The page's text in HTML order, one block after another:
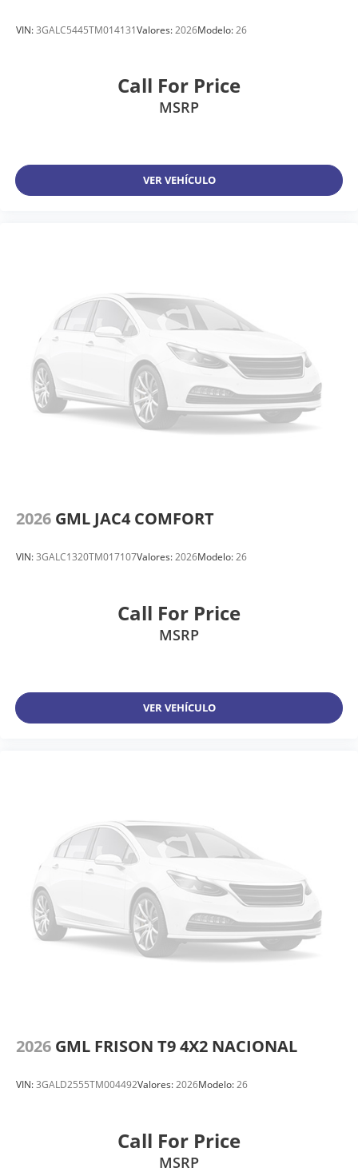
VIN:3GALC5445TM014131Valores:2026Modelo:26
Call For Price
MSRP
VER VEHÍCULO
2026 GML JAC4 COMFORT
VIN:3GALC1320TM017107Valores:2026Modelo:26
Call For Price
MSRP
VER VEHÍCULO
2026 GML FRISON T9 4X2 NACIONAL
VIN:3GALD2555TM004492Valores:2026Modelo:26
Call For Price
MSRP